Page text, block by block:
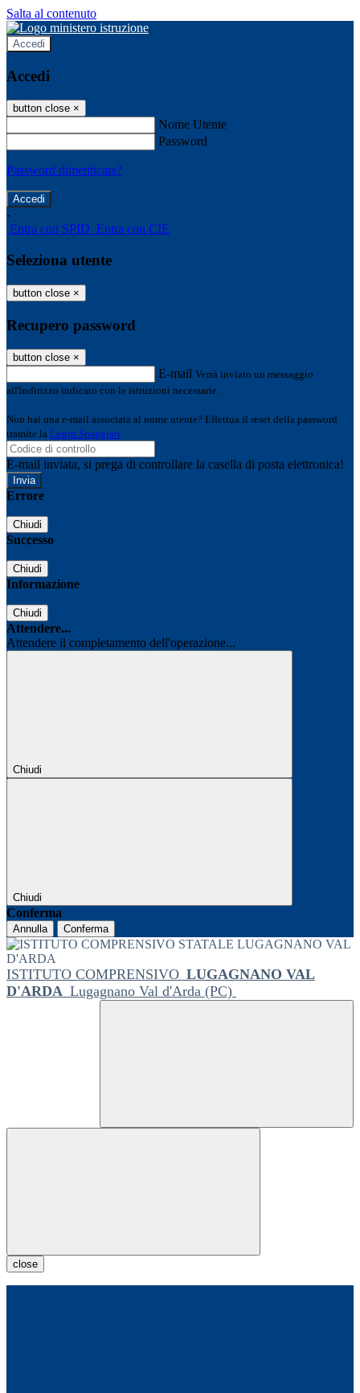
Salta al contenuto
Accedi
Accedi
button close ×
Nome Utente
Password
Password dimenticata?
-
Entra con SPID Entra con CIE
Seleziona utente
button close ×
Recupero password
button close ×
E-mail Verrà inviato un messaggio
all'indirizzo indicato con le istruzioni necessarie.
Non hai una e-mail associata al nome utente? Effettua il reset della password
tramite la Login Spaggiari
E-mail inviata, si prega di controllare la casella di posta elettronica!
Errore
Chiudi
Successo
Chiudi
Informazione
Chiudi
Attendere...
Attendere il completamento dell'operazione...
Chiudi
Chiudi
Conferma
Annulla Conferma
ISTITUTO COMPRENSIVO LUGAGNANO VAL
D'ARDA Lugagnano Val d'Arda (PC)
close